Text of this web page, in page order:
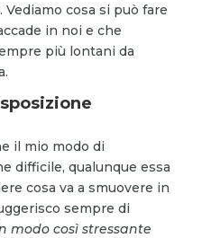
cosa si può fare
in noi e che
più lontani da
il mio modo di
difficile, qualunque essa
cosa va a smuovere in
sempre di
modo così stressante